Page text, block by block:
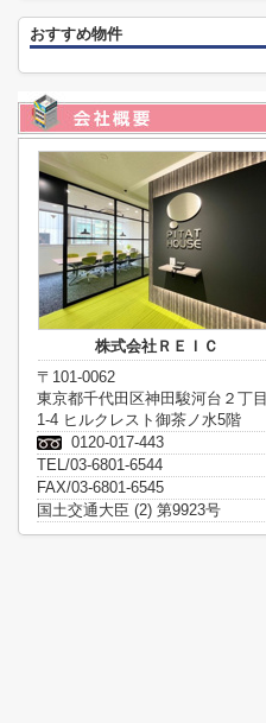
おすすめ物件
株式会社ＲＥＩＣ
〒101-0062
東京都千代田区神田駿河台２丁目
1-4 ヒルクレスト御茶ノ水5階
0120-017-443
TEL/03-6801-6544
FAX/03-6801-6545
国土交通大臣 (2) 第9923号